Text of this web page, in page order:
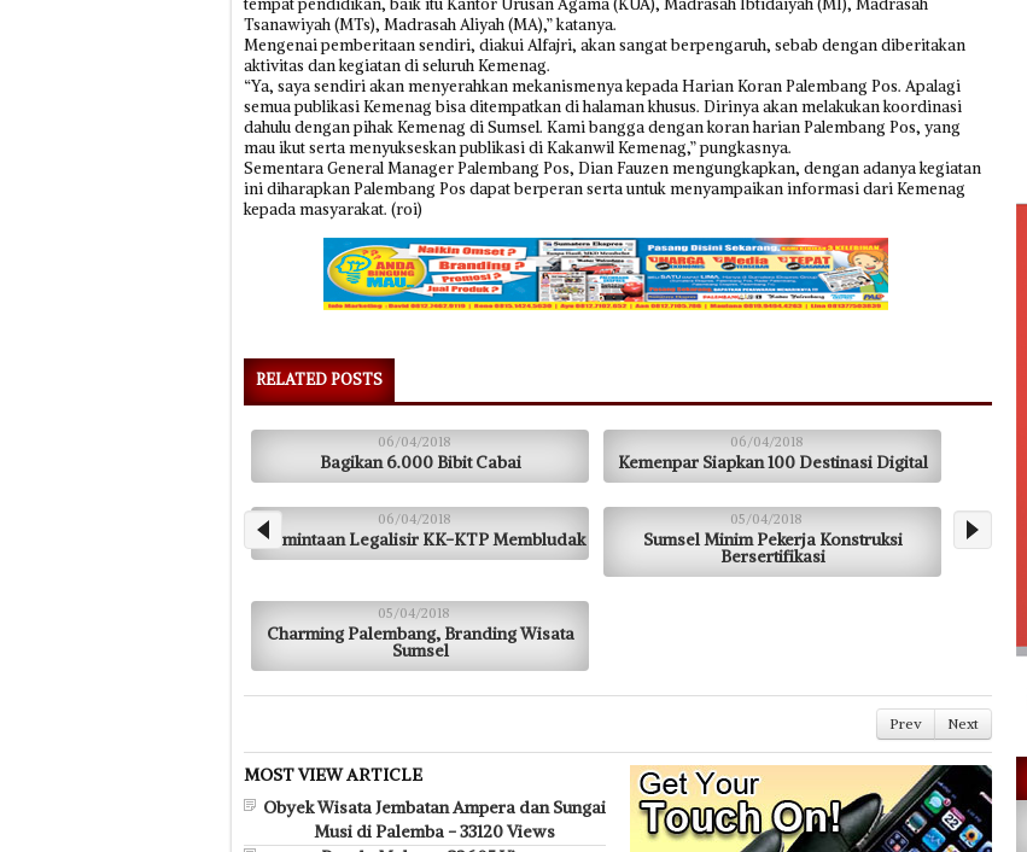
tempat pendidikan, baik itu Kantor Urusan Agama (KUA), Madrasah Ibtidaiyah (MI), Madrasah
Tsanawiyah (MTs), Madrasah Aliyah (MA),” katanya.
Mengenai pemberitaan sendiri, diakui Alfajri, akan sangat berpengaruh, sebab dengan diberitakan
aktivitas dan kegiatan di seluruh Kemenag.
“Ya, saya sendiri akan menyerahkan mekanismenya kepada Harian Koran Palembang Pos. Apalagi
semua publikasi Kemenag bisa ditempatkan di halaman khusus. Dirinya akan melakukan koordinasi
dahulu dengan pihak Kemenag di Sumsel. Kami bangga dengan koran harian Palembang Pos, yang
mau ikut serta menyukseskan publikasi di Kakanwil Kemenag,” pungkasnya.
Sementara General Manager Palembang Pos, Dian Fauzen mengungkapkan, dengan adanya kegiatan
ini diharapkan Palembang Pos dapat berperan serta untuk menyampaikan informasi dari Kemenag
kepada masyarakat. (roi)
RELATED POSTS
06/04/2018
Bagikan 6.000 Bibit Cabai
06/04/2018
Kemenpar Siapkan 100 Destinasi Digital
06/04/2018
Permintaan Legalisir KK-KTP Membludak
05/04/2018
Sumsel Minim Pekerja Konstruksi
Bersertifikasi
05/04/2018
Charming Palembang, Branding Wisata
Sumsel
Prev Next
MOST VIEW ARTICLE
Obyek Wisata Jembatan Ampera dan Sungai
Musi di Palemba - 33120 Views